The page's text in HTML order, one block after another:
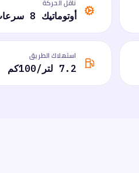
ناقل الحركة
أوتوماتيك 8 سرعات
استهلاك الطريق
7.2 لتر/100كم